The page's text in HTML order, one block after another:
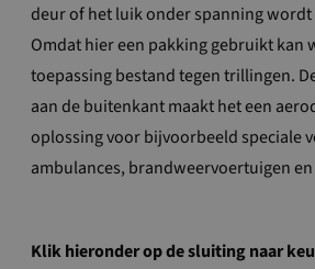
deur of het luik onder spanning
Omdat hier een pakking gebruikt kan
toepassing bestand tegen trillingen.
aan de buitenkant maakt het een
oplossing voor bijvoorbeeld speciale
ambulances, brandweervoertuigen
Klik hieronder op de sluiting naar